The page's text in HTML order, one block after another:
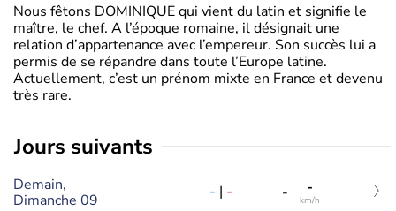
Nous fêtons DOMINIQUE qui vient du latin et signifie le
maître, le chef. A l’époque romaine, il désignait une
relation d’appartenance avec l’empereur. Son succès lui a
permis de se répandre dans toute l’Europe latine.
Actuellement, c’est un prénom mixte en France et devenu
très rare.
jours suivants
Demain,
Dimanche 09
- | - - -
km/h